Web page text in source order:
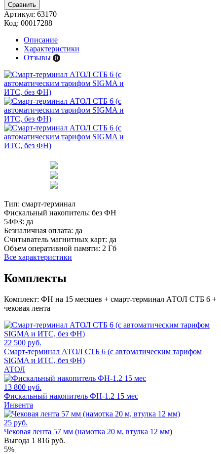
Сравнить
Артикул: 63170
Код: 00017288
Описание
Характеристики
Отзывы 0
Тип: смарт-терминал
Фискальный накопитель: без ФН
54ФЗ: да
Безналичная оплата: да
Считыватель магнитных карт: да
Объем оперативной памяти: 2 Гб
Все характеристики
Комплекты
Комплект: ФН на 15 месяцев + смарт-терминал АТОЛ СТБ 6 +
чековая лента
22 500 руб.
Смарт-терминал АТОЛ СТБ 6 (с автоматическим тарифом
SIGMA и ИТС, без ФН)
АТОЛ
13 800 руб.
Фискальный накопитель ФН-1.2 15 мес
Инвента
25 руб.
Чековая лента 57 мм (намотка 20 м, втулка 12 мм)
Выгода 1 816 руб.
5%